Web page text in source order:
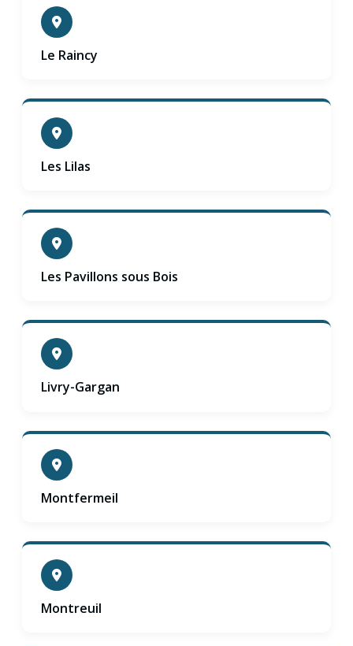
Le Raincy
Les Lilas
Les Pavillons sous Bois
Livry-Gargan
Montfermeil
Montreuil